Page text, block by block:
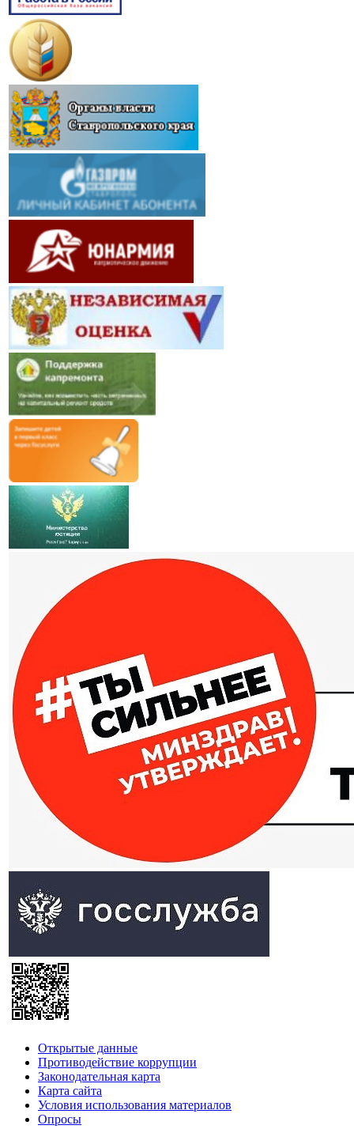
Открытые данные
Противодействие коррупции
Законодательная карта
Карта сайта
Условия использования материалов
Опросы